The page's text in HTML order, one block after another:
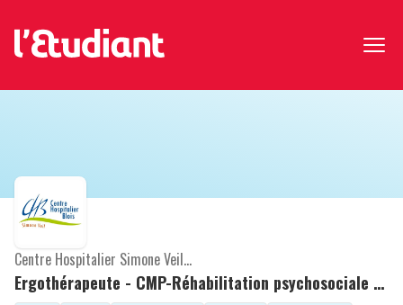
Ergothérapeute - CMP-Réhabilitation psychosociale / Psychiatrie (H/F)
Centre Hospitalier Simone Veil de Blois